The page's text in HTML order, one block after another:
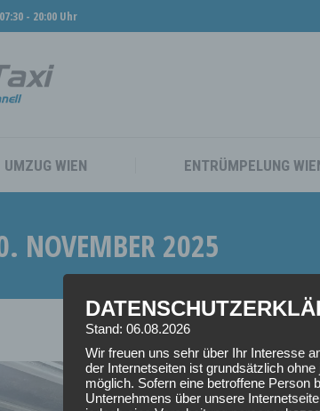
- 20:00 Uhr
UMZUG WIEN ENTRÜMPELUNG
NOVEMBER 2025
Stand: 06.08.2026
Wir freuen uns sehr über Ihr Interesse
der Internetseiten ist grundsätzlich
möglich. Sofern eine betroffene Person
Unternehmens über unsere